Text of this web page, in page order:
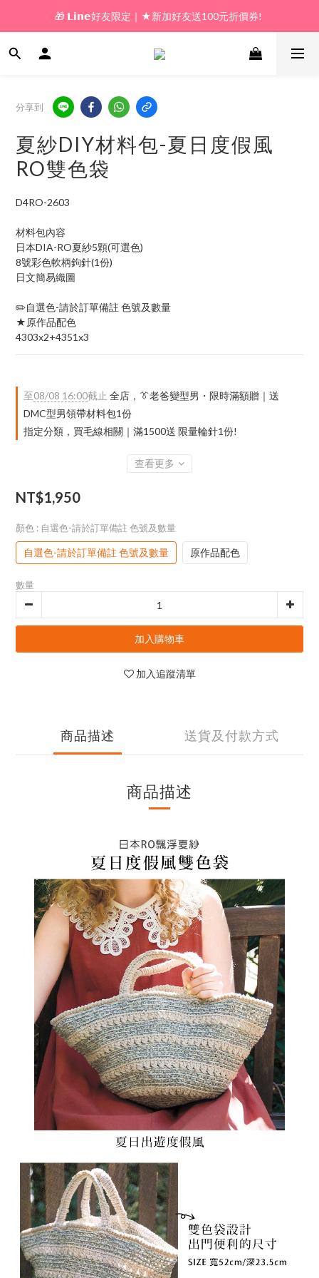
🎁 新好友購物金｜★加入新會員領券送100元!
🎁 𝗟𝗶𝗻𝗲好友限定｜★新加好友送100元折價券!
🎁 新好友購物金｜★加入新會員領券送100元!
分享到
夏紗DIY材料包-夏日度假風
RO雙色袋
D4RO-2603
材料包內容
日本DIA-RO夏紗5顆(可選色)
8號彩色軟柄鉤針(1份)
日文簡易織圖
✏️自選色-請於訂單備註 色號及數量
★原作品配色
4303x2+4351x3
至08/08 16:00截止 全店，👔老爸變型男・限時滿額贈｜送
DMC型男領帶材料包1份
指定分類，買毛線相關｜滿1500送 限量輪針1份!
查看更多
NT$1,950
顏色 : 自選色-請於訂單備註 色號及數量
自選色-請於訂單備註 色號及數量 原作品配色
數量
加入購物車
加入追蹤清單
商品描述 送貨及付款方式
商品描述